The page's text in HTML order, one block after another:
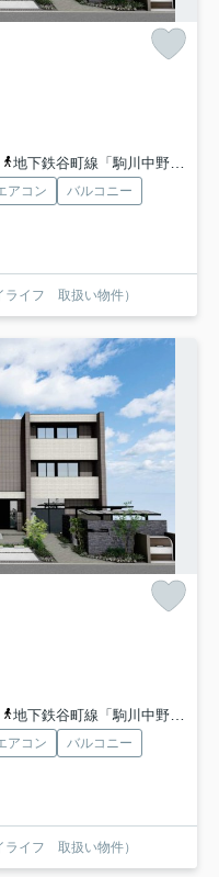
地下鉄谷町線「駒川中野」駅 徒歩10分
アコン
バルコニー
イフ 取扱い物件）
地下鉄谷町線「駒川中野」駅 徒歩10分
アコン
バルコニー
イフ 取扱い物件）